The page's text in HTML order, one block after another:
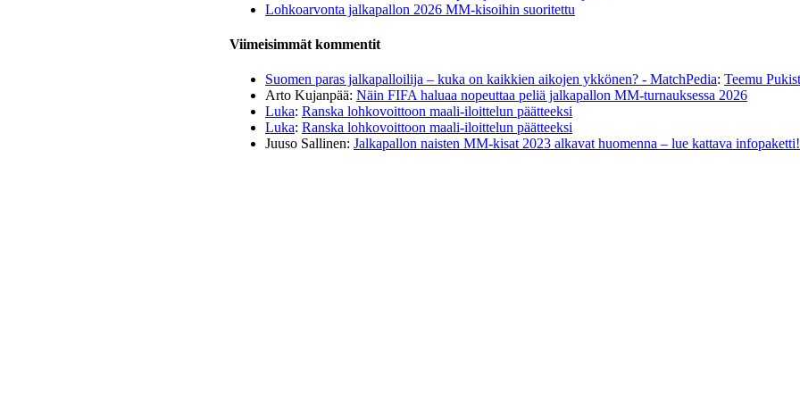
Lohkoarvonta jalkapallon 2026 MM-kisoihin suoritettu
Viimeisimmät kommentit
Suomen paras jalkapalloilija – kuka on kaikkien aikojen ykkönen? - MatchPedia: Teemu
Arto Kujanpää: Näin FIFA haluaa nopeuttaa peliä jalkapallon MM-turnauksessa 2026
Luka: Ranska lohkovoittoon maali-iloittelun päätteeksi
Luka: Ranska lohkovoittoon maali-iloittelun päätteeksi
Juuso Sallinen: Jalkapallon naisten MM-kisat 2023 alkavat huomenna – lue kattava infopaketti!